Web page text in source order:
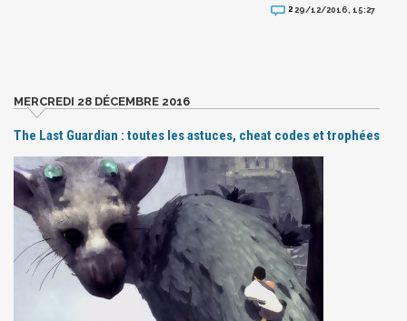
2 29/12/2016, 15:27
MERCREDI 28 DÉCEMBRE 2016
The Last Guardian : toutes les astuces, cheat codes et trophées